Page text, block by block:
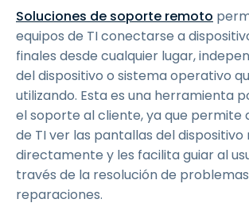
Soluciones de soporte remoto
equipos de TI conectarse a
finales desde cualquier lugar,
del dispositivo o sistema operativo
utilizando. Esta es una herramienta
el soporte al cliente, ya que permite
de TI ver las pantallas del
directamente y les facilita guiar al
través de la resolución de
reparaciones.